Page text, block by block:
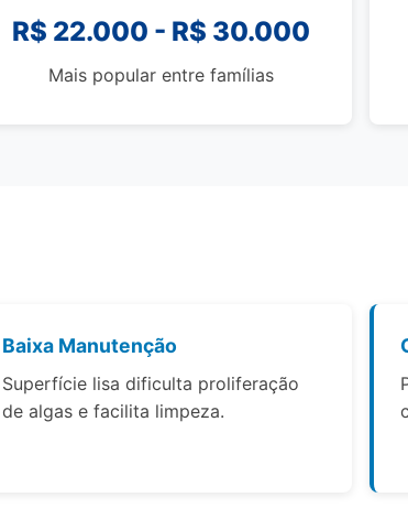
R$ 22.000 - R$ 30.000
Mais popular entre famílias
Baixa Manutenção
Superfície lisa dificulta proliferação
de algas e facilita limpeza.